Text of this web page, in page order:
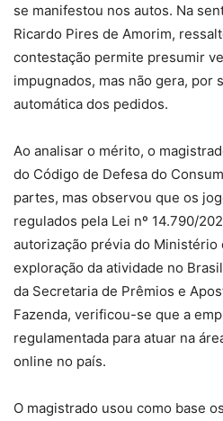
se manifestou nos autos. Na
Ricardo Pires de Amorim,
contestação permite presumir
impugnados, mas não gera, por
automática dos pedidos.
Ao analisar o mérito, o
do Código de Defesa do
partes, mas observou que os
regulados pela Lei nº 14.790/
autorização prévia do Ministério
exploração da atividade no
da Secretaria de Prêmios e
Fazenda, verificou-se que a
regulamentada para atuar na
online no país.
O magistrado usou como base